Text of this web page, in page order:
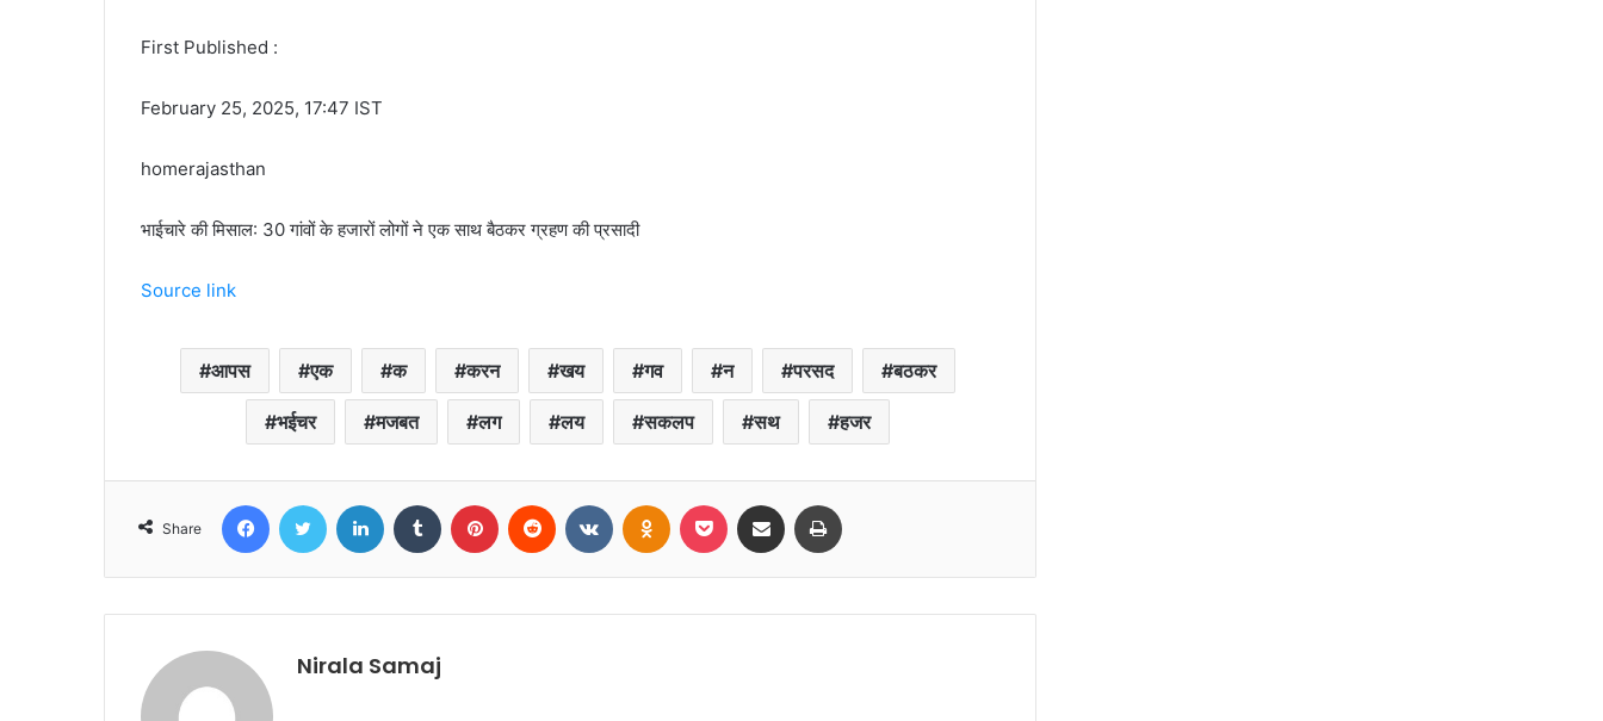
First Published :
February 25, 2025, 17:47 IST
homerajasthan
भाईचारे की मिसाल: 30 गांवों के हजारों लोगों ने एक साथ बैठकर ग्रहण की प्रसादी
Source link
आपस एक क करन खय गव न परसद बठकर
भईचर मजबत लग लय सकलप सथ हजर
Share
FacebookTwitter LinkedIn Tumblr Pinterest Reddit VKontakteOdnoklassniki
Pocket Share via Email
Nirala Samaj